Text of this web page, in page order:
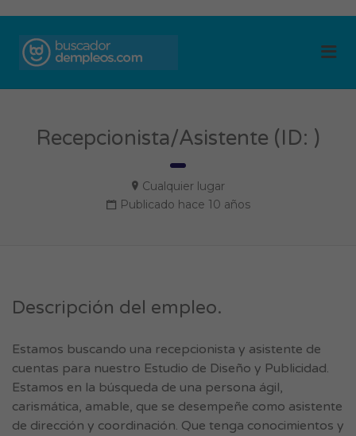
Recepcionista/Asistente (ID: )
Cualquier lugar
Publicado hace 10 años
Descripción del empleo.
Estamos buscando una recepcionista y asistente de
cuentas para nuestro Estudio de Diseño y Publicidad.
Estamos en la búsqueda de una persona ágil,
carismática, amable, que se desempeñe como asistente
de dirección y coordinación. Que tenga conocimientos y